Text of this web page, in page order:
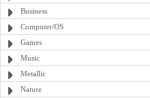
Business
Computer/OS
Games
Music
Metallic
Nature